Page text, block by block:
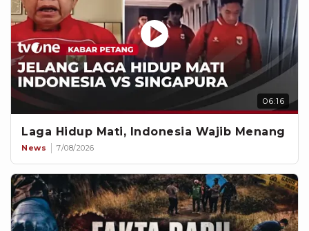
06:16
Laga Hidup Mati, Indonesia Wajib Menang
News 7/08/2026